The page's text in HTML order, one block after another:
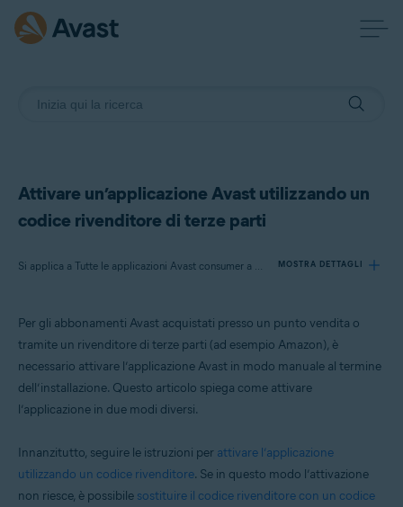
Attivare un’applicazione Avast utilizzando un
codice rivenditore di terze parti
Si applica a Tutte le applicazioni Avast consumer a pagamento MOSTRA DETTAGLI
Prodotti:
Sistemi operativi:
Per gli abbonamenti Avast acquistati presso un punto vendita o
tramite un rivenditore di terze parti (ad esempio Amazon), è
necessario attivare l’applicazione Avast in modo manuale al termine
dell’installazione. Questo articolo spiega come attivare
l’applicazione in due modi diversi.
Innanzitutto, seguire le istruzioni per attivare l’applicazione
utilizzando un codice rivenditore. Se in questo modo l’attivazione
non riesce, è possibile sostituire il codice rivenditore con un codice